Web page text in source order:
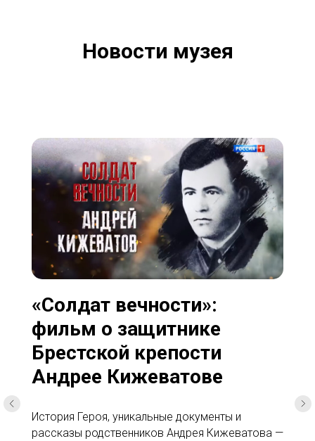
Новости музея
«Солдат вечности»:
фильм о защитнике
Брестской крепости
Андрее Кижеватове
История Героя, уникальные документы и
рассказы родственников Андрея Кижеватова —